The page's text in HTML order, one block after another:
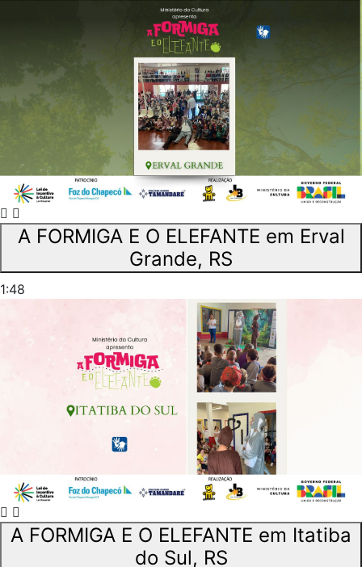
A FORMIGA E O ELEFANTE em Erval
Grande, RS
1:48
A FORMIGA E O ELEFANTE em Itatiba
do Sul, RS